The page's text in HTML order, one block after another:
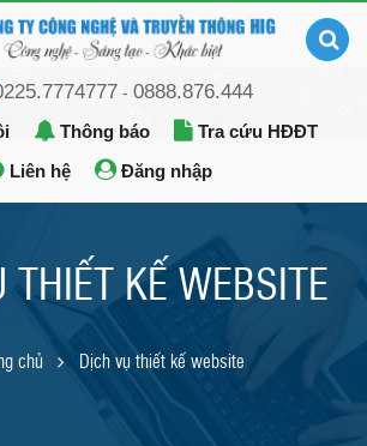
- 0888.876.444
Thông báo
Tra cứu HĐĐT
Liên hệ
Đăng nhập
THIẾT KẾ WEBSITE
chủ Dịch vụ thiết kế website